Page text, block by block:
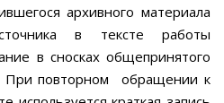
архивного материала
в тексте работы
в сносках общепринятого
При повторном обращении к